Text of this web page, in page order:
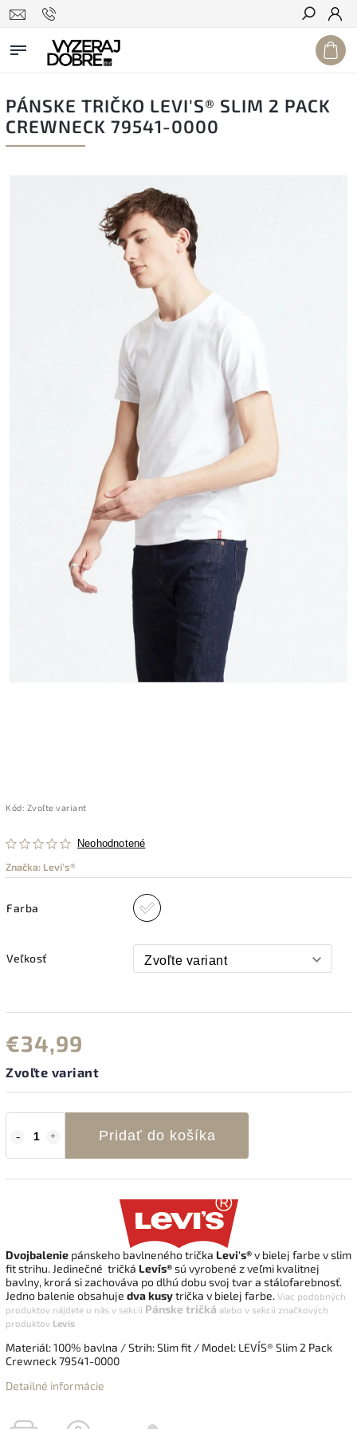
Hľadať
PÁNSKE TRIČKO LEVI'S® SLIM 2 PACK
CREWNECK 79541-0000
Kód: Zvoľte variant
Neohodnotené
Značka: Levi's®
Farba
Veľkosť
€34,99
Zvoľte variant
Pridať do košíka
Dvojbalenie pánskeho bavlneného trička Levi's®v bielej farbe v slim
fit strihu. Jedinečné tričká Levi´s®sú vyrobené z veľmi kvalitnej
bavlny, krorá si zachováva po dlhú dobu svoj tvar a stálofarebnosť.
Jedno balenie obsahuje dva kusytrička v bielej farbe. Viac podobných
produktov nájdete u nás v sekcii Pánske tričká alebo v sekcii značkových
produktov Levis
Materiál: 100% bavlna / Strih: Slim fit / Model: LEVI´S® Slim 2 Pack
Crewneck 79541-0000
Detailné informácie